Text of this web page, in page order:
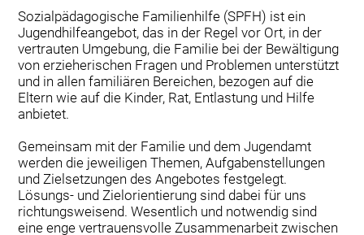
Sozialpädagogische Familienhilfe (SPFH) ist ein
Jugendhilfeangebot, das in der Regel vor Ort, in der
vertrauten Umgebung, die Familie bei der Bewältigung
von erzieherischen Fragen und Problemen unterstützt
und in allen familiären Bereichen, bezogen auf die
Eltern wie auf die Kinder, Rat, Entlastung und Hilfe
anbietet.
Gemeinsam mit der Familie und dem Jugendamt
werden die jeweiligen Themen, Aufgabenstellungen
und Zielsetzungen des Angebotes festgelegt.
Lösungs- und Zielorientierung sind dabei für uns
richtungsweisend. Wesentlich und notwendig sind
eine enge vertrauensvolle Zusammenarbeit zwischen